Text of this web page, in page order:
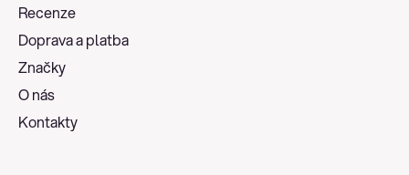
Recenze
Doprava a platba
Značky
O nás
Kontakty